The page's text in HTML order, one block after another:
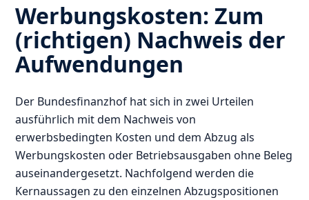
Werbungskosten: Zum
(richtigen) Nachweis der
Aufwendungen
Der Bundesfinanzhof hat sich in zwei Urteilen
ausführlich mit dem Nachweis von
erwerbsbedingten Kosten und dem Abzug als
Werbungskosten oder Betriebsausgaben ohne Beleg
auseinandergesetzt. Nachfolgend werden die
Kernaussagen zu den einzelnen Abzugspositionen